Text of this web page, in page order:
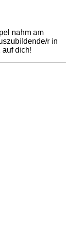
nahm am
r in
auf dich!